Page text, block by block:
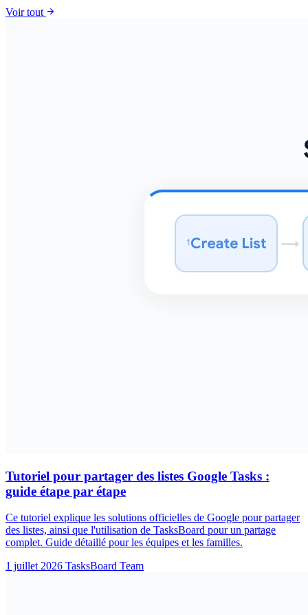
Voir tout arrow_forward
Tutoriel pour partager des listes Google Tasks :
guide étape par étape
Ce tutoriel explique les solutions officielles de Google pour partager
des listes, ainsi que l'utilisation de TasksBoard pour un partage
complet. Guide détaillé pour les équipes et les familles.
1 juillet 2026 TasksBoard Team